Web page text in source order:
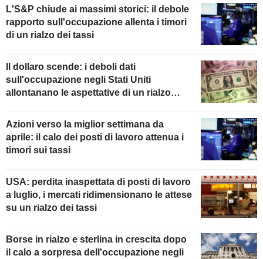
L'S&P chiude ai massimi storici: il debole
rapporto sull'occupazione allenta i timori
di un rialzo dei tassi
Il dollaro scende: i deboli dati
sull'occupazione negli Stati Uniti
allontanano le aspettative di un rialzo
Azioni verso la miglior settimana da
aprile: il calo dei posti di lavoro attenua i
timori sui tassi
USA: perdita inaspettata di posti di lavoro
a luglio, i mercati ridimensionano le attese
su un rialzo dei tassi
Borse in rialzo e sterlina in crescita dopo
il calo a sorpresa dell'occupazione negli